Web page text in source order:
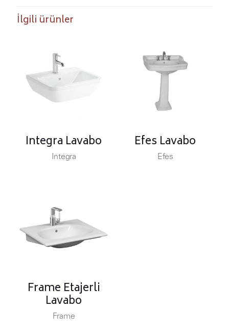
İlgili ürünler
Integra Lavabo
Integra
Efes Lavabo
Efes
Frame Etajerli
Lavabo
Frame